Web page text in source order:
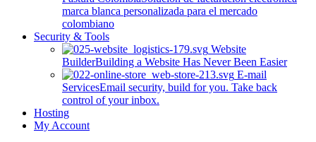
marca blanca personalizada para el mercado
colombiano
Security & Tools
Website
BuilderBuilding a Website Has Never Been Easier
E-mail
ServicesEmail security, build for you. Take back
control of your inbox.
Hosting
My Account